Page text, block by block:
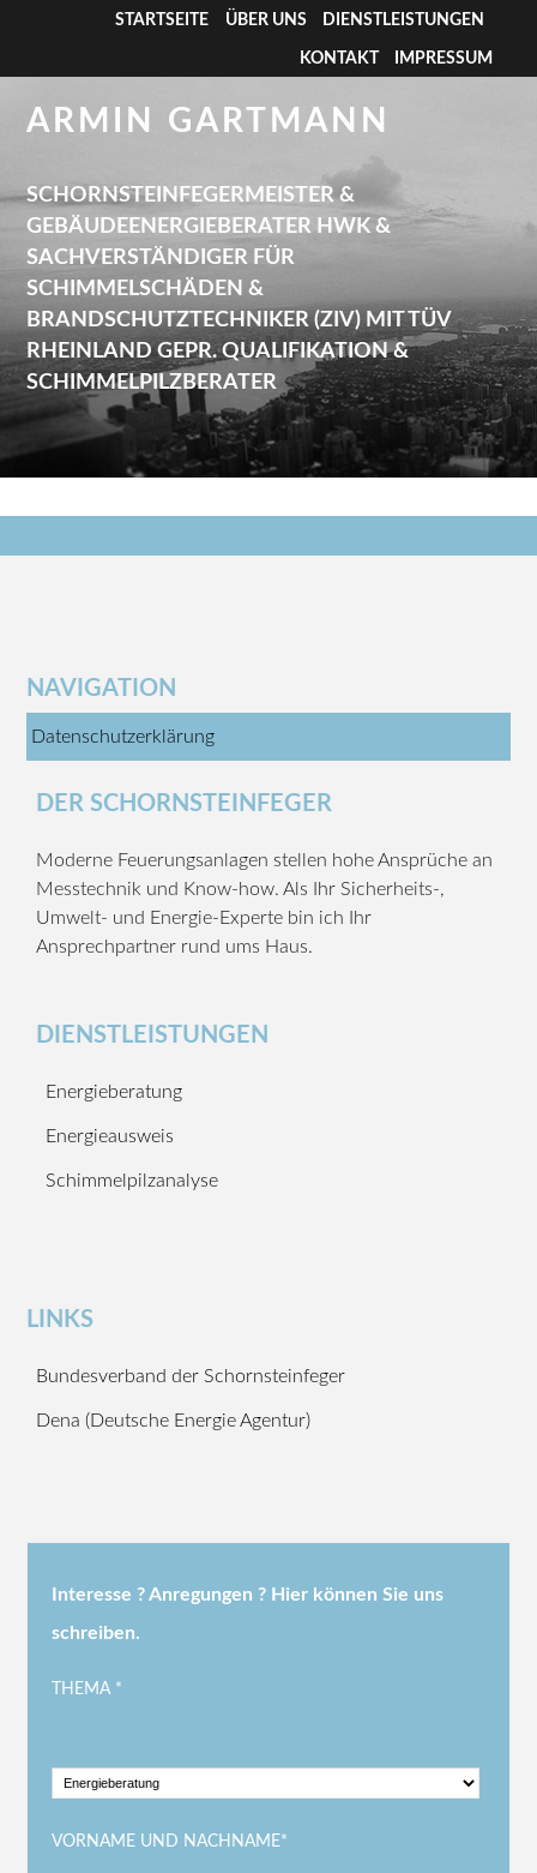
STARTSEITE ÜBER UNS DIENSTLEISTUNGEN
KONTAKT IMPRESSUM
ARMIN GARTMANN
SCHORNSTEINFEGERMEISTER &
GEBÄUDEENERGIEBERATER HWK &
SACHVERSTÄNDIGER FÜR
SCHIMMELSCHÄDEN &
BRANDSCHUTZTECHNIKER (ZIV) MIT TÜV
RHEINLAND GEPR. QUALIFIKATION &
SCHIMMELPILZBERATER
NAVIGATION
Datenschutzerklärung
DER SCHORNSTEINFEGER
Moderne Feuerungsanlagen stellen hohe Ansprüche an
Messtechnik und Know-how. Als Ihr Sicherheits-,
Umwelt- und Energie-Experte bin ich Ihr
Ansprechpartner rund ums Haus.
DIENSTLEISTUNGEN
Energieberatung
Energieausweis
Schimmelpilzanalyse
LINKS
Bundesverband der Schornsteinfeger
Dena (Deutsche Energie Agentur)
Interesse ? Anregungen ? Hier können Sie uns
schreiben.
THEMA *
VORNAME UND NACHNAME*